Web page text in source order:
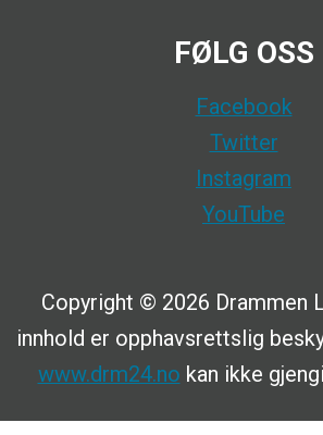
FØLG OSS
Facebook
Twitter
Instagram
YouTube
Copyright © 2026 Drammen
innhold er opphavsrettslig
www.drm24.no kan ikke